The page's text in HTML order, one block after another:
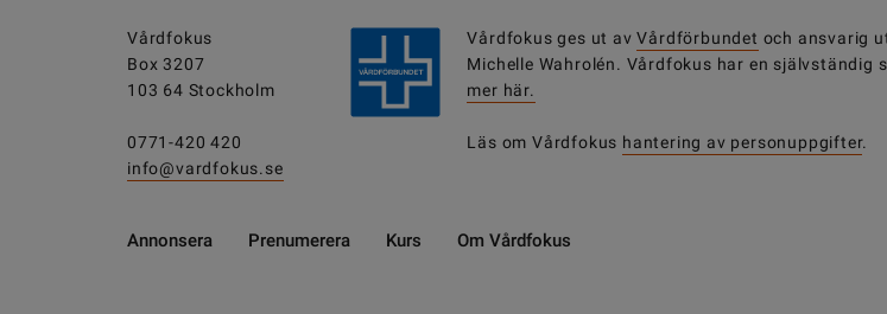
Vårdfokus
Box 3207
103 64 Stockholm
0771-420 420
info@vardfokus.se
Vårdfokus ges ut avVårdförbundet och ansvarig
Michelle Wahrolén. Vårdfokus har en självständig
mer här.
Läs om Vårdfokus hantering av personuppgifter.
Annonsera Prenumerera Kurs Om Vårdfokus